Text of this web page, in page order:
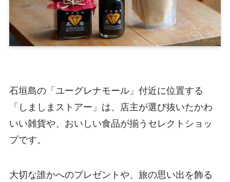
石垣島の「ユーグレナモール」付近に位置する
「しましまストアー」は、店主が選び抜いたかわ
いい雑貨や、おいしい食品が揃うセレクトショッ
プです。
大切な誰かへのプレゼントや、旅の思い出を飾る